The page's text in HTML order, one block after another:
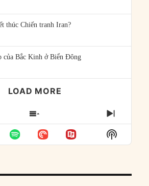
thúc Chiến tranh Iran?
của Bắc Kinh ở Biển Đông
LOAD MORE
SHOW
EPISODES
LIST
NEXT
Show
Podcast